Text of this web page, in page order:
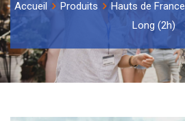
Accueil Produits Hauts de France
Long (2h)